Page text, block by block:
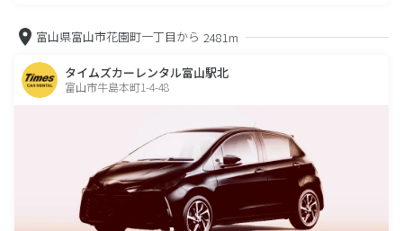
富山県富山市花園町一丁目から 2481m
タイムズカーレンタル富山駅北
富山市牛島本町1-4-48